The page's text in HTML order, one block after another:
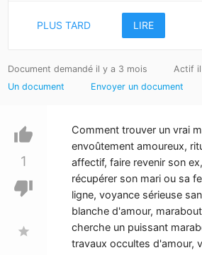
PLUS TARD LIRE
Document demandé il y a 3 mois
Actif
Un document
Envoyer un document
thumb_up
1
thumb_down
star
Comment trouver un vrai
envoûtement amoureux,
affectif, faire revenir son
récupérer son mari ou sa
ligne, voyance sérieuse
blanche d'amour,
cherche un puissant
travaux occultes d'amour,